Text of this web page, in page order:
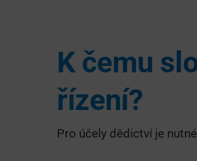
K čemu
řízení?
Pro účely dědictví je